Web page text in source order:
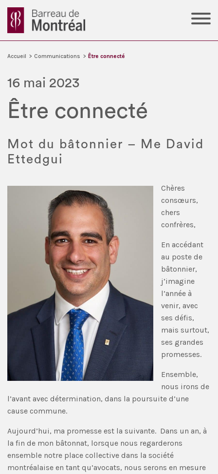
Accueil > Communications > Être connecté
16 mai 2023
Être connecté
Mot du bâtonnier – Me David
Ettedgui
Chères
consœurs,
chers
confrères,
En accédant
au poste de
bâtonnier,
j’imagine
l’année à
venir, avec
ses défis,
mais surtout,
ses grandes
promesses.
Ensemble,
nous irons de
l’avant avec détermination, dans la poursuite d’une
cause commune.
Aujourd’hui, ma promesse est la suivante. Dans un an, à
la fin de mon bâtonnat, lorsque nous regarderons
ensemble notre place collective dans la société
montréalaise en tant qu’avocats, nous serons en mesure